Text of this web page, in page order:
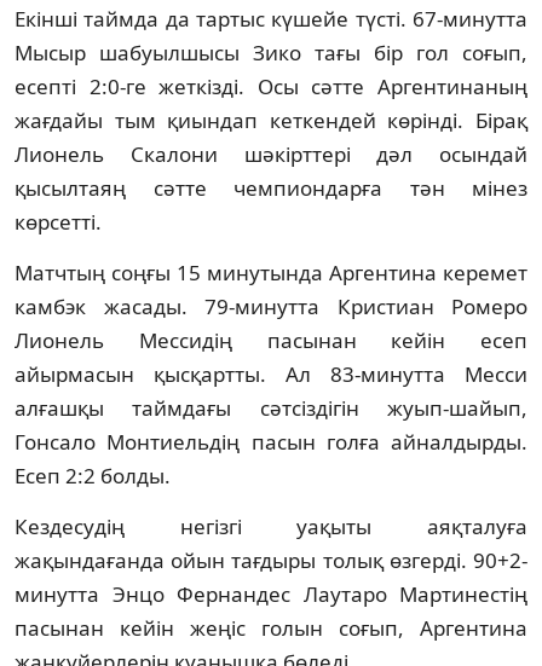
Екінші таймда да тартыс күшейе түсті. 67-минутта
Мысыр шабуылшысы Зико тағы бір гол соғып,
есепті 2:0-ге жеткізді. Осы сәтте Аргентинаның
жағдайы тым қиындап кеткендей көрінді. Бірақ
Лионель Скалони шәкірттері дәл осындай
қысылтаяң сәтте чемпиондарға тән мінез
көрсетті.
Матчтың соңғы 15 минутында Аргентина керемет
камбэк жасады. 79-минутта Кристиан Ромеро
Лионель Мессидің пасынан кейін есеп
айырмасын қысқартты. Ал 83-минутта Месси
алғашқы таймдағы сәтсіздігін жуып-шайып,
Гонсало Монтиельдің пасын голға айналдырды.
Есеп 2:2 болды.
Кездесудің негізгі уақыты аяқталуға
жақындағанда ойын тағдыры толық өзгерді. 90+2-
минутта Энцо Фернандес Лаутаро Мартинестің
пасынан кейін жеңіс голын соғып, Аргентина